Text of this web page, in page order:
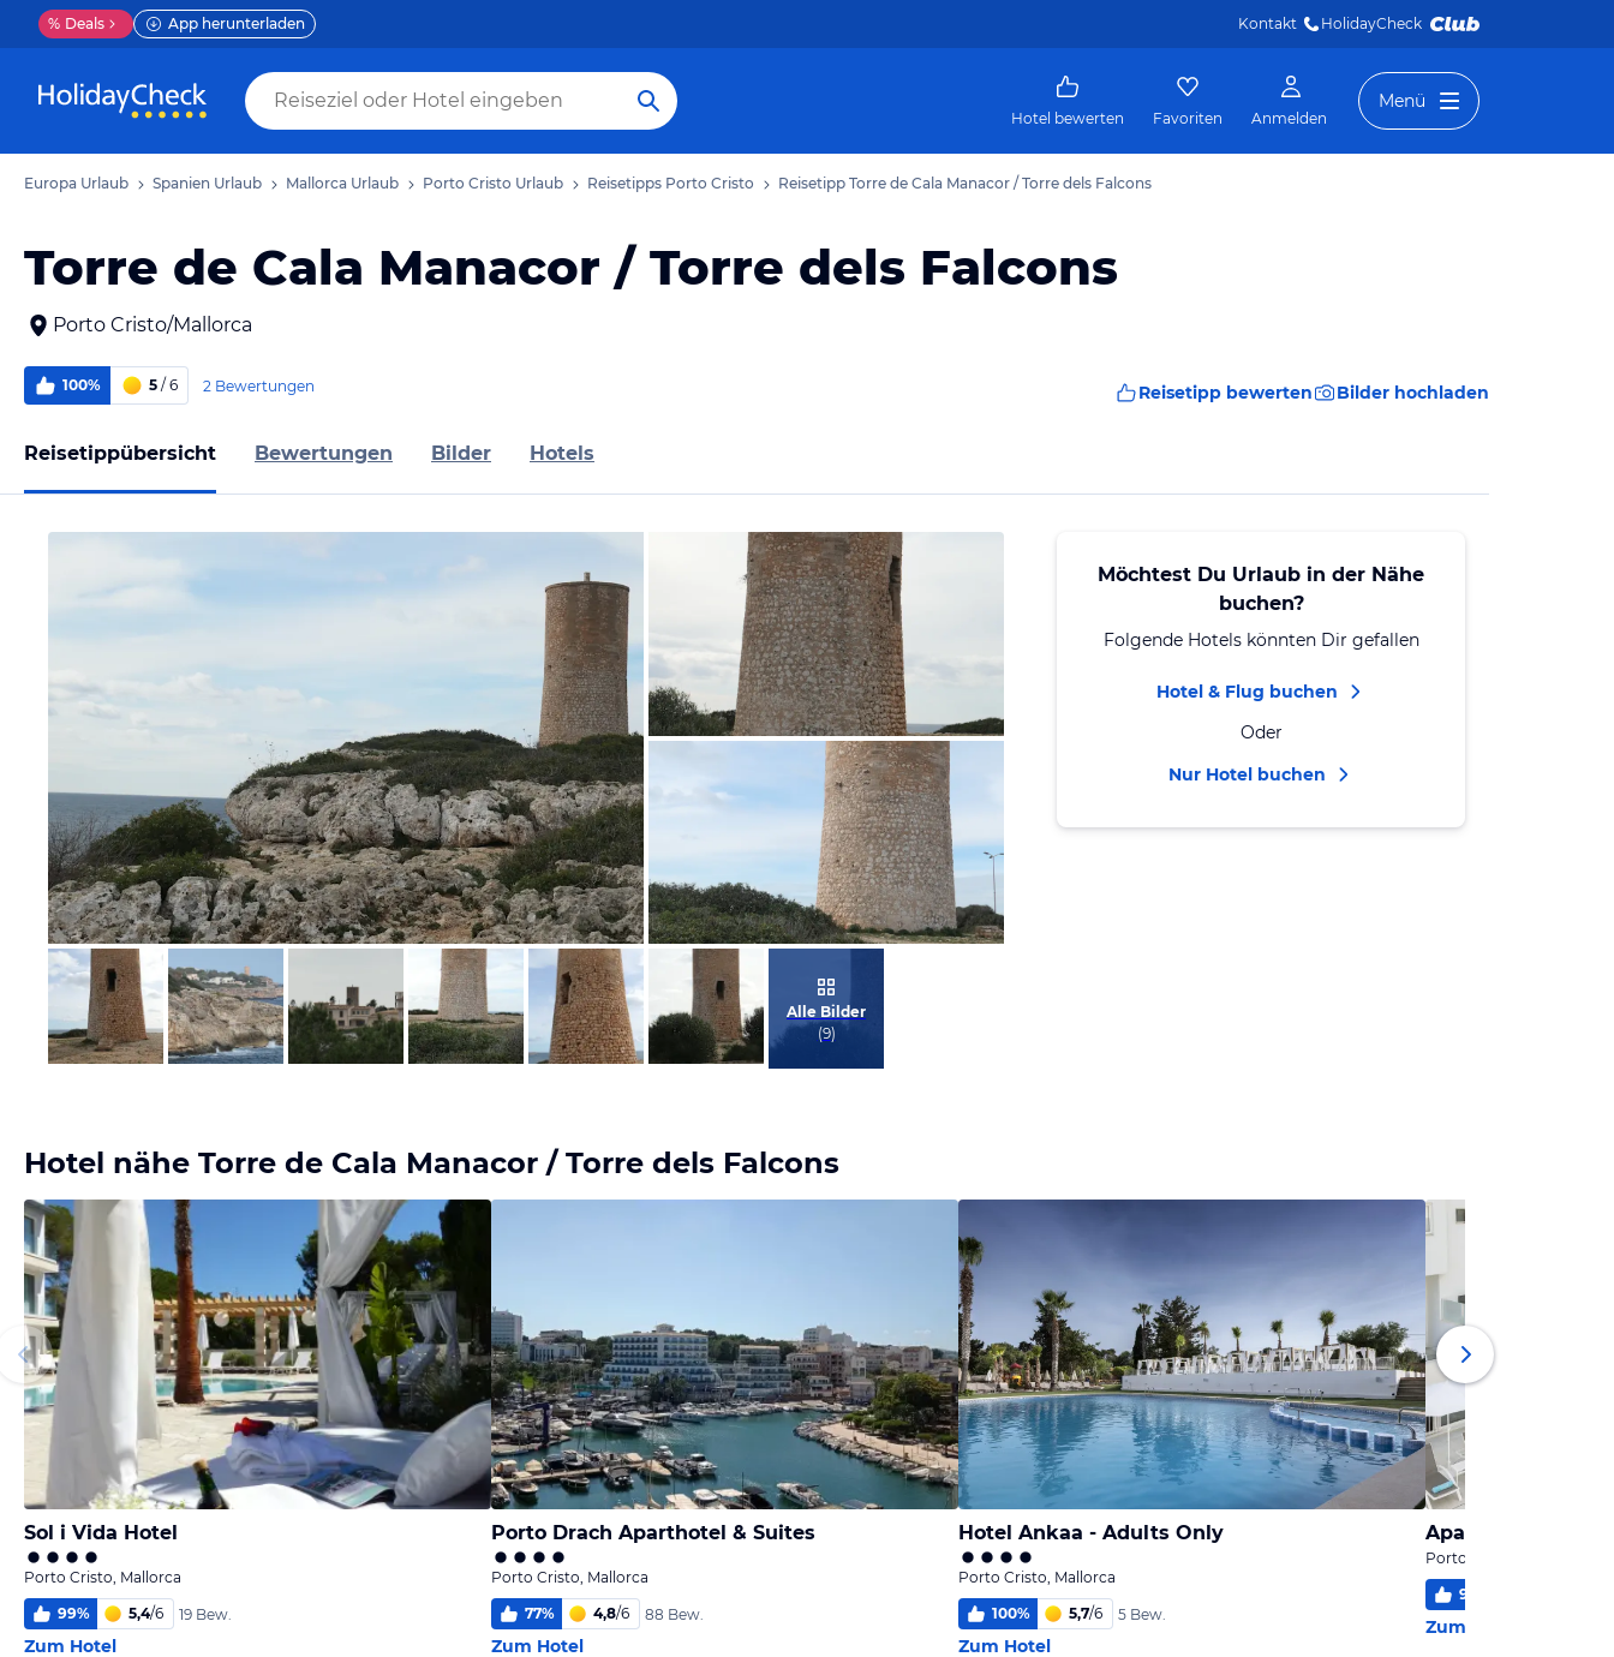
% Deals App herunterladen Kontakt HolidayCheck
Hotel bewerten Favoriten Anmelden
Menü
Europa Urlaub Spanien Urlaub Mallorca Urlaub Porto Cristo Urlaub Reisetipps Porto Cristo Reisetipp Torre de Cala Manacor / Torre dels Falcons
Torre de Cala Manacor / Torre dels Falcons
Porto Cristo/Mallorca
100% 5 / 6 2 Bewertungen Reisetipp bewerten Bilder hochladen
Reisetippübersicht Bewertungen Bilder Hotels
Bild melden
von Heidi W
Bild melden
von Heidi W
Alle Bilder
(9)
Möchtest Du Urlaub in der Nähe
buchen?
Folgende Hotels könnten Dir gefallen
Hotel & Flug buchen
Oder
Nur Hotel buchen
Hotel nähe Torre de Cala Manacor / Torre dels Falcons
Sol i Vida Hotel
Porto Cristo, Mallorca
99% 5,4/6 19 Bew.
Zum Hotel
Porto Drach Aparthotel & Suites
Porto Cristo, Mallorca
77% 4,8/6 88 Bew.
Zum Hotel
Hotel Ankaa - Adults Only
Porto Cristo, Mallorca
100% 5,7/6 5 Bew.
Zum Hotel
Aparthotel Marina
Porto Cristo, Mallorca
91
Zum Hotel